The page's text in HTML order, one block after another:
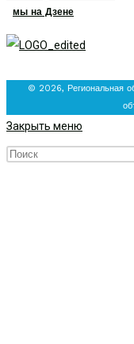
мы на Дзене
© 2026, Региональная
Закрыть меню